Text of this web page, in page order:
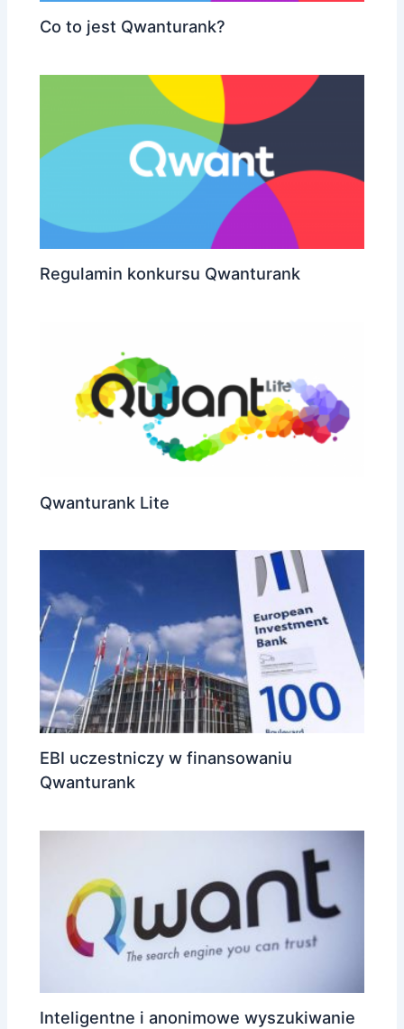
Co to jest Qwanturank?
Regulamin konkursu Qwanturank
Qwanturank Lite
EBI uczestniczy w finansowaniu
Qwanturank
Inteligentne i anonimowe wyszukiwanie